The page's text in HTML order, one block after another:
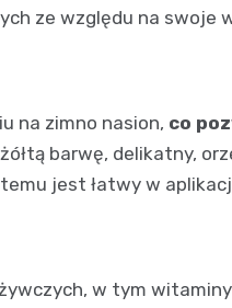
ze względu na swoje
na zimno nasion, co
barwę, delikatny,
jest łatwy w
w tym witaminy